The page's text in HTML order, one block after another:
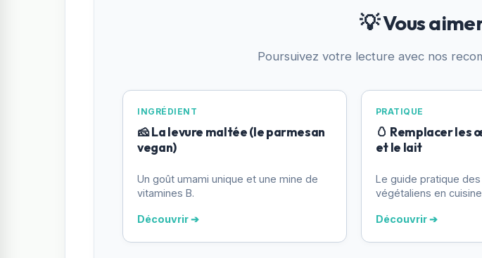
💡 Vous
Poursuivez votre lecture avec nos
INGRÉDIENT
🧀 La levure maltée (le parmesan
vegan)
Un goût umami unique et une mine de
vitamines B.
Découvrir ➔
PRATIQUE
🥚 Remplacer les
et le lait
Le guide pratique
végétaliens en
Découvrir ➔